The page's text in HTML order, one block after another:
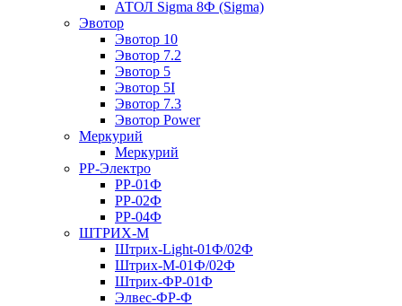
АТОЛ Sigma 8Ф (Sigma)
Эвотор
Эвотор 10
Эвотор 7.2
Эвотор 5
Эвотор 5I
Эвотор 7.3
Эвотор Power
Меркурий
Меркурий
РР-Электро
РР-01Ф
РР-02Ф
РР-04Ф
ШТРИХ-М
Штрих-Light-01Ф/02Ф
Штрих-М-01Ф/02Ф
Штрих-ФР-01Ф
Элвес-ФР-Ф